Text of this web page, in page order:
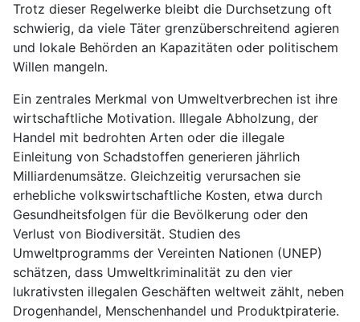
Trotz dieser Regelwerke bleibt die Durchsetzung oft
schwierig, da viele Täter grenzüberschreitend agieren
und lokale Behörden an Kapazitäten oder politischem
Willen mangeln.
Ein zentrales Merkmal von Umweltverbrechen ist ihre
wirtschaftliche Motivation. Illegale Abholzung, der
Handel mit bedrohten Arten oder die illegale
Einleitung von Schadstoffen generieren jährlich
Milliardenumsätze. Gleichzeitig verursachen sie
erhebliche volkswirtschaftliche Kosten, etwa durch
Gesundheitsfolgen für die Bevölkerung oder den
Verlust von Biodiversität. Studien des
Umweltprogramms der Vereinten Nationen (UNEP)
schätzen, dass Umweltkriminalität zu den vier
lukrativsten illegalen Geschäften weltweit zählt, neben
Drogenhandel, Menschenhandel und Produktpiraterie.